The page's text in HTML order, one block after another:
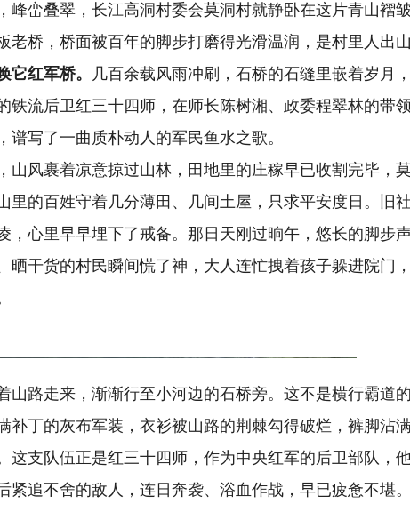
峰峦叠翠，长江高洞村委会莫洞村就静卧在这片青山褶
老桥，桥面被百年的脚步打磨得光滑温润，是村里人出
它红军桥。
几百余载风雨冲刷，石桥的石缝里嵌着岁月
铁流后卫红三十四师，在师长陈树湘、政委程翠林的带
谱写了一曲质朴动人的军民鱼水之歌。
山风裹着凉意掠过山林，田地里的庄稼早已收割完毕，
里的百姓守着几分薄田、几间土屋，只求平安度日。旧
，心里早早埋下了戒备。那日天刚过晌午，悠长的脚步
晒干货的村民瞬间慌了神，大人连忙拽着孩子躲进院门
山路走来，渐渐行至小河边的石桥旁。这不是横行霸道
补丁的灰布军装，衣衫被山路的荆棘勾得破烂，裤脚沾
这支队伍正是红三十四师，作为中央红军的后卫部队，
紧追不舍的敌人，连日奔袭、浴血作战，早已疲惫不堪